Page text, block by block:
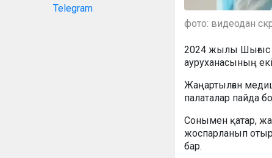
Telegram
фото: видеодан
2024 жылы Шығыс
ауруханасының
Жаңартылған
палаталар пайда
Сонымен қатар,
жоспарланып
бар.